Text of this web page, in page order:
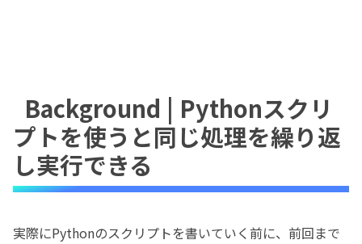
Background | Pythonスクリ
プトを使うと同じ処理を繰り返
し実行できる
実際にPythonのスクリプトを書いていく前に、前回まで